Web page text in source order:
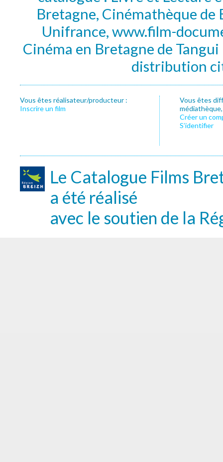
Bretagne, Cinémathèque de
Unifrance, www.film-
Cinéma en Bretagne de
distribution
Vous êtes réalisateur/producteur :
Inscrire un film
Vous êtes
Créer un
S’identifier
Le Catalogue Films
a été réalisé
avec le soutien de la